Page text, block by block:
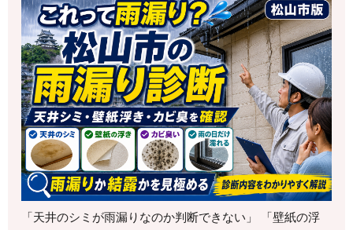
「天井のシミが雨漏りなのか判断できない」 「壁紙の浮